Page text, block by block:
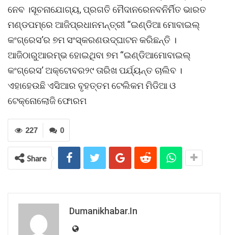
ନେବ ।ସୂଚନାଯୋଗ୍ୟ, ପ୍ରଗତି ମୈଦାନରେନବନିର୍ମିତ ଭାରତ
ମଣ୍ଡପମ୍ରେ ଆଜିପ୍ରଧାନମନ୍ତ୍ରୀ “ଇଣ୍ଡିଆ ମୋବାଇଲ୍
କଂଗ୍ରେସ’ର ୭ମ ସଂସ୍କରଣଉଦ୍ଘାଟନ କରିଛନ୍ତି ।
ଆଜିଠାରୁଆରମ୍ଭ ହୋଇଥିବା ୭ମ “ଇଣ୍ଡିଆମୋବାଇଲ୍
କଂଗ୍ରେସ’ ଅକ୍ଟୋବର୨୯ ତାରିଖ ପର୍ଯ୍ୟନ୍ତ ଚାଲିବ ।
ଏହାହେଉଛି ଏସିଆର ବୃହତ୍ତମ ଟେଲିକମ ମିଡିଆ ଓ
ଟେକ୍ନୋଲୋଜି ଫୋରମ
0
227
Share
Dumanikhabar.in